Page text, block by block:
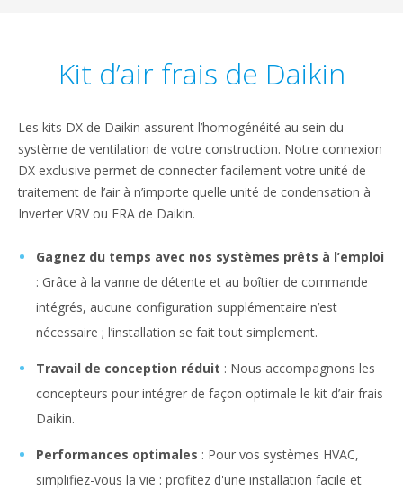
Kit d’air frais de Daikin
Les kits DX de Daikin assurent l’homogénéité au sein du
système de ventilation de votre construction. Notre connexion
DX exclusive permet de connecter facilement votre unité de
traitement de l’air à n’importe quelle unité de condensation à
Inverter VRV ou ERA de Daikin.
Gagnez du temps avec nos systèmes prêts à l’emploi
: Grâce à la vanne de détente et au boîtier de commande
intégrés, aucune configuration supplémentaire n’est
nécessaire ; l’installation se fait tout simplement.
Travail de conception réduit : Nous accompagnons les
concepteurs pour intégrer de façon optimale le kit d’air frais
Daikin.
Performances optimales : Pour vos systèmes HVAC,
simplifiez-vous la vie : profitez d'une installation facile et